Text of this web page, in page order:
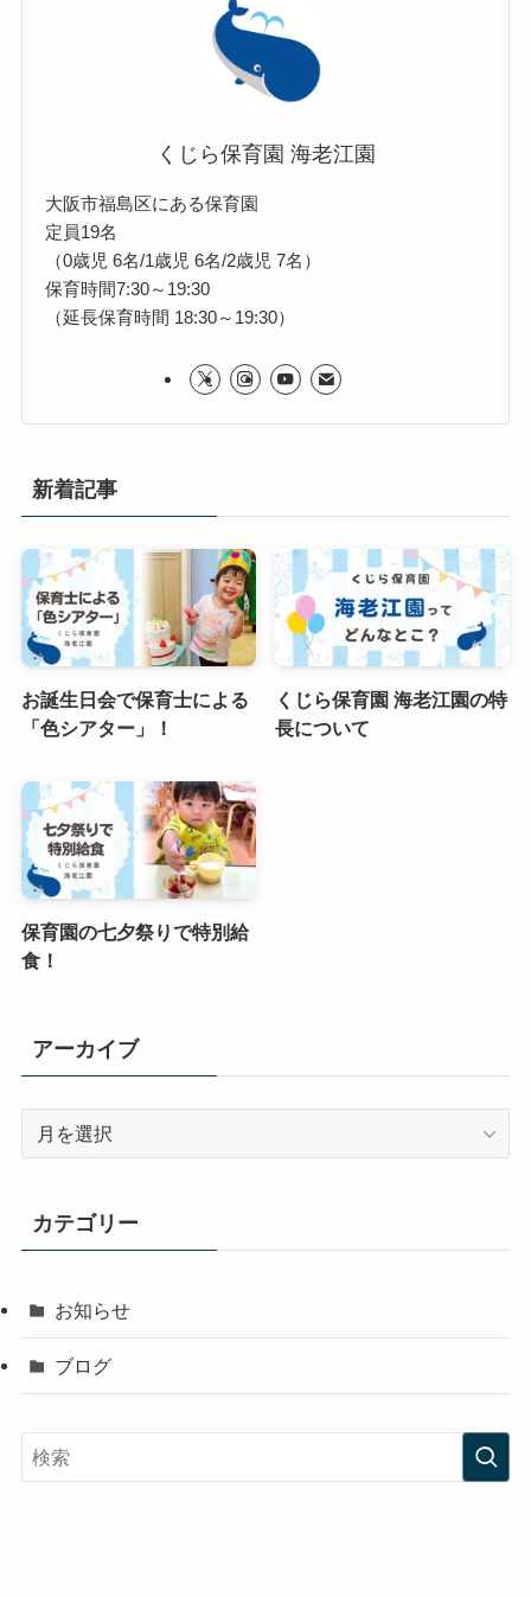
くじら保育園 海老江園
大阪市福島区にある保育園
定員19名
（0歳児 6名/1歳児 6名/2歳児 7名）
保育時間7:30～19:30
（延長保育時間 18:30～19:30）
新着記事
お誕生日会で保育士による
「色シアター」！
くじら保育園 海老江園の特
長について
保育園の七夕祭りで特別給
食！
アーカイブ
ブ
カテゴリー
お知らせ
ブログ